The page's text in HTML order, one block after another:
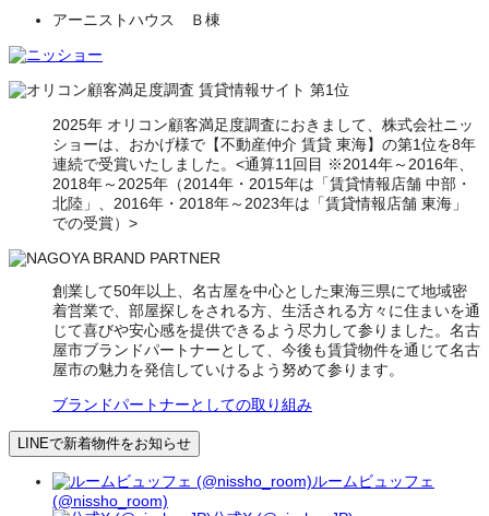
アーニストハウス Ｂ棟
2025年 オリコン顧客満足度調査におきまして、株式会社ニッ
ショーは、おかげ様で【不動産仲介 賃貸 東海】の第1位を8年
連続で受賞いたしました。<通算11回目 ※2014年～2016年、
2018年～2025年（2014年・2015年は「賃貸情報店舗 中部・
北陸」、2016年・2018年～2023年は「賃貸情報店舗 東海」
での受賞）>
創業して50年以上、名古屋を中心とした東海三県にて地域密
着営業で、部屋探しをされる方、生活される方々に住まいを通
じて喜びや安心感を提供できるよう尽力して参りました。名古
屋市ブランドパートナーとして、今後も賃貸物件を通じて名古
屋市の魅力を発信していけるよう努めて参ります。
ブランドパートナーとしての取り組み
LINEで新着物件をお知らせ
ルームビュッフェ
(@nissho_room)